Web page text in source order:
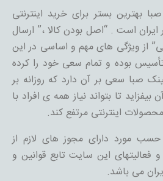
بهترین بستر برای خرید اینترنتی
ایران است . “اصل بودن کالا ،” ارسال
از ویژگی های مهم و اساسی در این
بوده و تمام سعی خود را کرده
صبا سعی بر آن دارد که روزانه بر
تا بتواند نیاز همه ی افراد با
اینترنتی مرتفع کند.
مورد دارای مجوز های لازم از
فعالیتهای این سایت تابع قوانین و
می باشد.